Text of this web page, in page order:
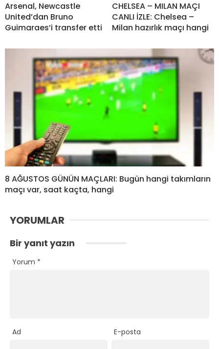
Arsenal, Newcastle
United’dan Bruno
Guimaraes’i transfer etti
CHELSEA – MILAN MAÇI
CANLI İZLE: Chelsea –
Milan hazırlık maçı hangi
8 AĞUSTOS GÜNÜN MAÇLARI: Bugün hangi takımların
maçı var, saat kaçta, hangi
YORUMLAR
Bir yanıt yazın
Yorum *
Ad E-posta